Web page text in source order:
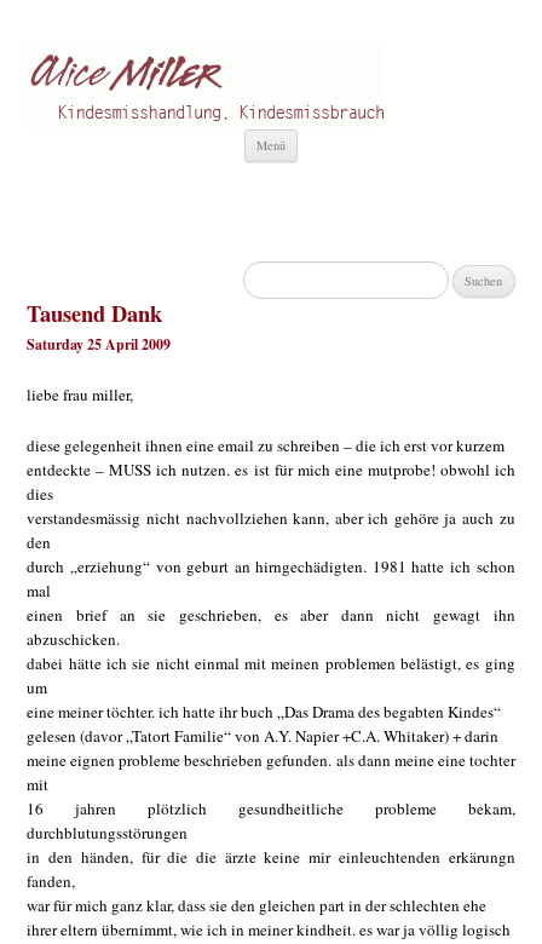
Menü
Suchen
nach:
Tausend Dank
Saturday 25 April 2009
liebe frau miller,
diese gelegenheit ihnen eine email zu schreiben – die ich erst vor kurzem
entdeckte – MUSS ich nutzen. es ist für mich eine mutprobe! obwohl ich
dies
verstandesmässig nicht nachvollziehen kann, aber ich gehöre ja auch zu
den
durch „erziehung“ von geburt an hirngechädigten. 1981 hatte ich schon
mal
einen brief an sie geschrieben, es aber dann nicht gewagt ihn
abzuschicken.
dabei hätte ich sie nicht einmal mit meinen problemen belästigt, es ging
um
eine meiner töchter. ich hatte ihr buch „Das Drama des begabten Kindes“
gelesen (davor „Tatort Familie“ von A.Y. Napier +C.A. Whitaker) + darin
meine eignen probleme beschrieben gefunden. als dann meine eine tochter
mit
16 jahren plötzlich gesundheitliche probleme bekam,
durchblutungsstörungen
in den händen, für die die ärzte keine mir einleuchtenden erkärungn
fanden,
war für mich ganz klar, dass sie den gleichen part in der schlechten ehe
ihrer eltern übernimmt, wie ich in meiner kindheit. es war ja völlig logisch